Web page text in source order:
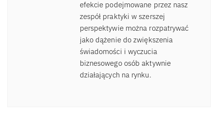
efekcie podejmowane przez nasz
zespół praktyki w szerszej
perspektywie można rozpatrywać
jako dążenie do zwiększenia
świadomości i wyczucia
biznesowego osób aktywnie
działających na rynku.